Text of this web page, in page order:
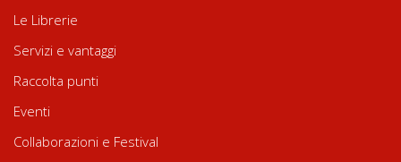
Le Librerie
Servizi e vantaggi
Raccolta punti
Eventi
Collaborazioni e Festival